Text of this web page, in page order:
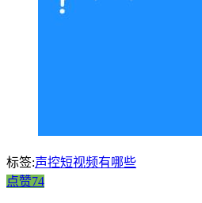
标签:声控短视频有哪些
点赞74